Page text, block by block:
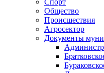
Спорт
Общество
Происшествия
Агросектор
Документы